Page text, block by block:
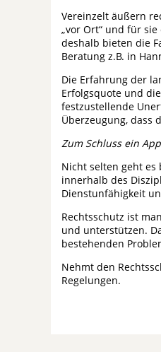
Vereinzelt äußern
„vor Ort“ und für
deshalb bieten die
Beratung z.B. in
Die Erfahrung der
Erfolgsquote und
festzustellende
Überzeugung, dass
Zum Schluss ein
Nicht selten geht
innerhalb des
Dienstunfähigkeit
Rechtsschutz ist
und unterstützen.
bestehenden
Nehmt den
Regelungen.